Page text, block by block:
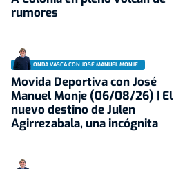
rumores
ONDA VASCA CON JOSÉ MANUEL MONJE
Movida Deportiva con José
Manuel Monje (06/08/26) | El
nuevo destino de Julen
Agirrezabala, una incógnita